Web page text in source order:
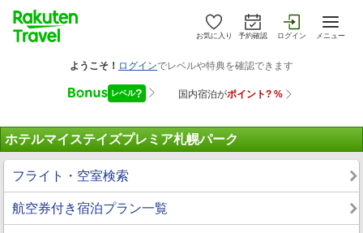
お気に入り 予約確認 ログイン メニュー
ホテルマイステイズプレミア札幌パーク
フライト・空室検索
航空券付き宿泊プラン一覧